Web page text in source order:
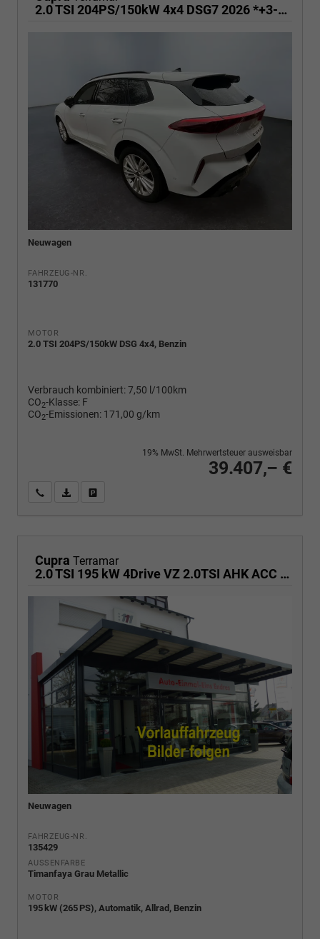
2.0 TSI 204PS/150kW 4x4 DSG7 2026 *+3-Zone Climatronic +ACC +Smart Amb*
Neuwagen
FAHRZEUG-NR.
131770
MOTOR
2.0 TSI 204PS/150kW DSG 4x4, Benzin
Verbrauch kombiniert:7,50 l/100km
CO2-Klasse: F
CO2-Emissionen: 171,00 g/km
39.407,– €
19% MwSt. Mehrwertsteuer ausweisbar
Wir rufen Sie anPDF-Fahrzeugexposé drucken
Cupra Terramar
2.0 TSI 195 kW 4Drive VZ 2.0TSI AHK ACC el. Hk Pano GV5/100TKM
Neuwagen
FAHRZEUG-NR.
135429
AUSSENFARBE
Timanfaya Grau Metallic
MOTOR
195 kW (265 PS), Automatik, Allrad, Benzin